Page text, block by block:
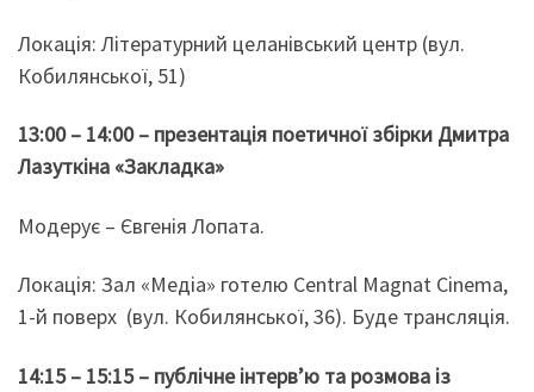
Локація: Літературний целанівський центр (вул.
Кобилянської, 51)
13:00 – 14:00 – презентація поетичної збірки Дмитра
Лазуткіна «Закладка»
Модерує – Євгенія Лопата.
Локація: Зал «Медіа» готелю Central Magnat Cinema,
1-й поверх (вул. Кобилянської, 36). Буде трансляція.
14:15 – 15:15 – публічне інтервʼю та розмова із